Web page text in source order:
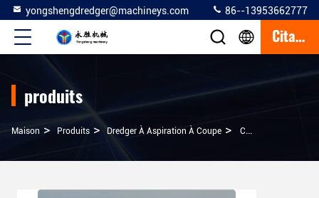
yongshengdredger@machineys.com 86--13953662777
Citation
produits
Maison > Produits > Dredger À Aspiration À Coupe > Coupe-Sable À Moteur Diesel Drague À Aspiration Pour La Boue Des Rivières